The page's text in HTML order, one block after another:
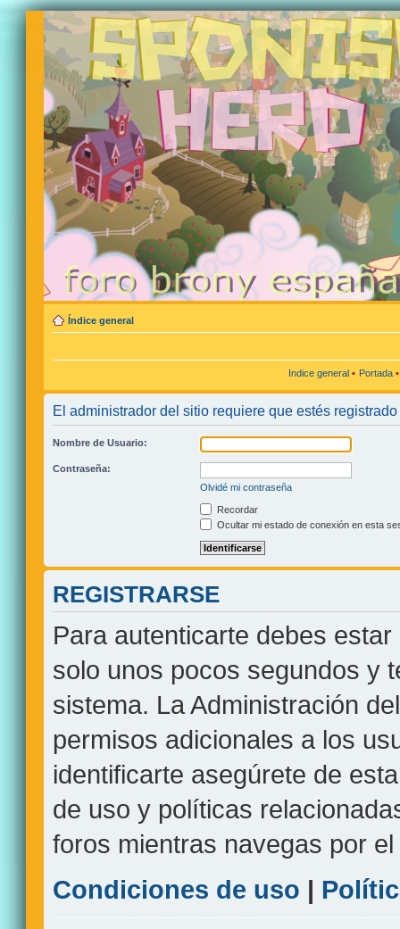
Índice general
Indice general • Portada
El administrador del sitio requiere que estés
Nombre de Usuario:
Contraseña:
Olvidé mi contraseña
Recordar
Ocultar mi estado de conexión en esta
REGISTRARSE
Para autenticarte debes
solo unos pocos segundos y
sistema. La Administración
permisos adicionales a los
identificarte asegúrete de
de uso y políticas
foros mientras navegas por el
Condiciones de uso |